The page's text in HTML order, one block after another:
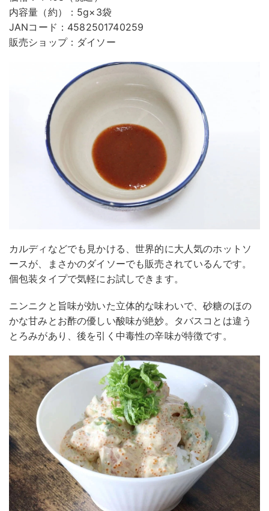
内容量（約）：5g×3袋
JANコード：4582501740259
販売ショップ：ダイソー
カルディなどでも見かける、世界的に大人気のホットソ
ースが、まさかのダイソーでも販売されているんです。
個包装タイプで気軽にお試しできます。
ニンニクと旨味が効いた立体的な味わいで、砂糖のほの
かな甘みとお酢の優しい酸味が絶妙。タバスコとは違う
とろみがあり、後を引く中毒性の辛味が特徴です。